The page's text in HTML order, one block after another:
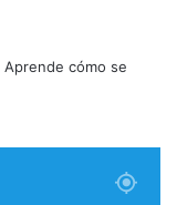
Aprende cómo se